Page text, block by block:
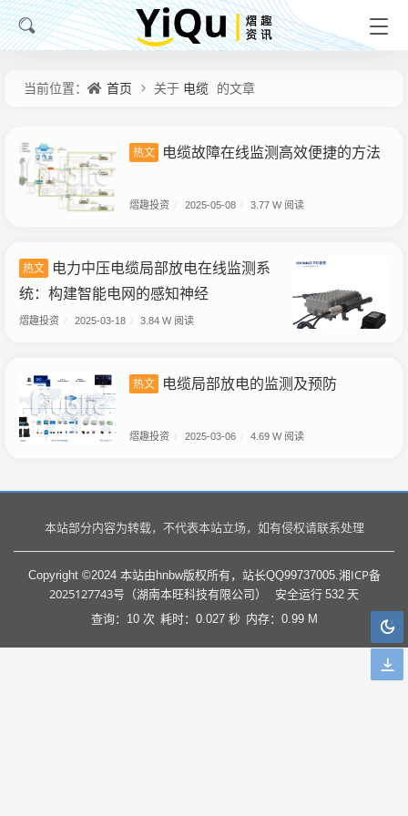
当前位置： 首页 关于 电缆 的文章
热文 电缆故障在线监测高效便捷的方法
熠趣投资 2025-05-08 3.77 W 阅读
热文 电力中压电缆局部放电在线监测系
统：构建智能电网的感知神经
熠趣投资 2025-03-18 3.84 W 阅读
热文 电缆局部放电的监测及预防
熠趣投资 2025-03-06 4.69 W 阅读
本站部分内容为转载，不代表本站立场，如有侵权请联系处理
Copyright ©2024 本站由hnbw版权所有，站长QQ99737005. 湘ICP备
2025127743号（湖南本旺科技有限公司）
安全运行 532 天
查询：10 次 耗时：0.027 秒 内存：0.99 M